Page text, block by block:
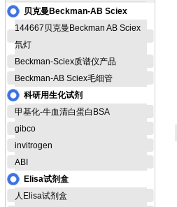
贝克曼Beckman-AB Sciex
144667贝克曼Beckman AB Sciex
氘灯
Beckman-Sciex质谱仪产品
Beckman-AB Sciex毛细管
科研用生化试剂
甲基化-牛血清白蛋白BSA
gibco
invitrogen
ABI
Elisa试剂盒
人Elisa试剂盒